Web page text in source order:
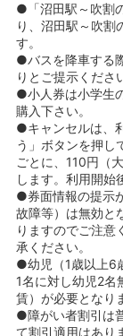
●「沼田駅～吹割
り、沼田駅～吹割
す。
●バスを降車する
りとご提示くださ
●小人券は小学生
購入下さい。
●キャンセルは、
う」ボタンを押し
ごとに、110円（
します。利用開始
●券面情報の提示
故障等）は無効と
りますのでご注意
承ください。
●幼児（1歳以上6
1名に対し幼児2名
賃）が必要となり
●障がい者割引は
て割引適用はあり